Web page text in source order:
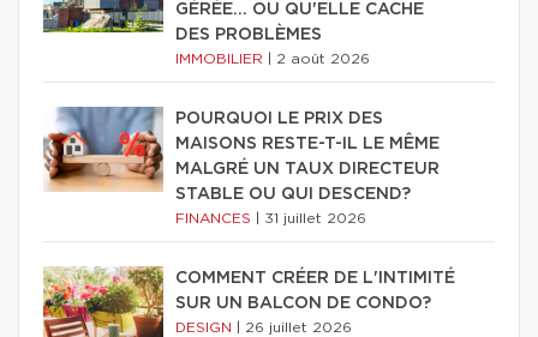
GÉRÉE… OU QU'ELLE CACHE
DES PROBLÈMES
IMMOBILIER 2 août 2026
POURQUOI LE PRIX DES
MAISONS RESTE-T-IL LE MÊME
MALGRÉ UN TAUX DIRECTEUR
STABLE OU QUI DESCEND?
FINANCES 31 juillet 2026
COMMENT CRÉER DE L'INTIMITÉ
SUR UN BALCON DE CONDO?
DESIGN 26 juillet 2026